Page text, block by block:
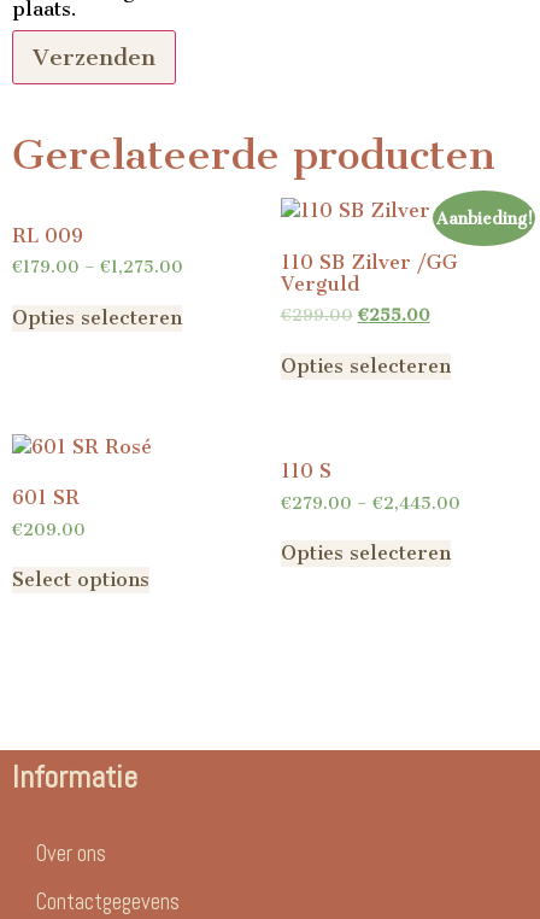
plaats.
Gerelateerde producten
RL 009
€179.00 – €1,275.00
Opties selecteren
Aanbieding!
110 SB Zilver /GG
Verguld
€299.00 €255.00
Opties selecteren
601 SR
€209.00
Select options
110 S
€279.00 – €2,445.00
Opties selecteren
Informatie
Over ons
Contactgegevens